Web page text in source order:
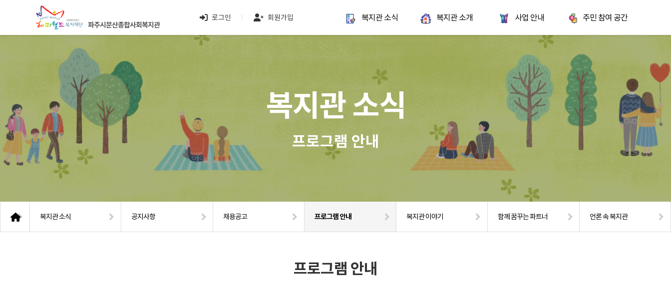
파주시문산종합사회복지관
복지관 소식 복지관 소개 사업 안내 주민 참여 공간
로그인 회원가입
복지관 소식
프로그램 안내
복지관 소식 공지사항 채용공고 프로그램 안내 복지관 이야기 함께 꿈꾸는 파트너 언론 속 복지관
프로그램 안내